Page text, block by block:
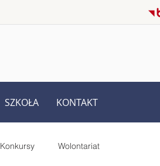
SZKOŁA KONTAKT
Konkursy Wolontariat